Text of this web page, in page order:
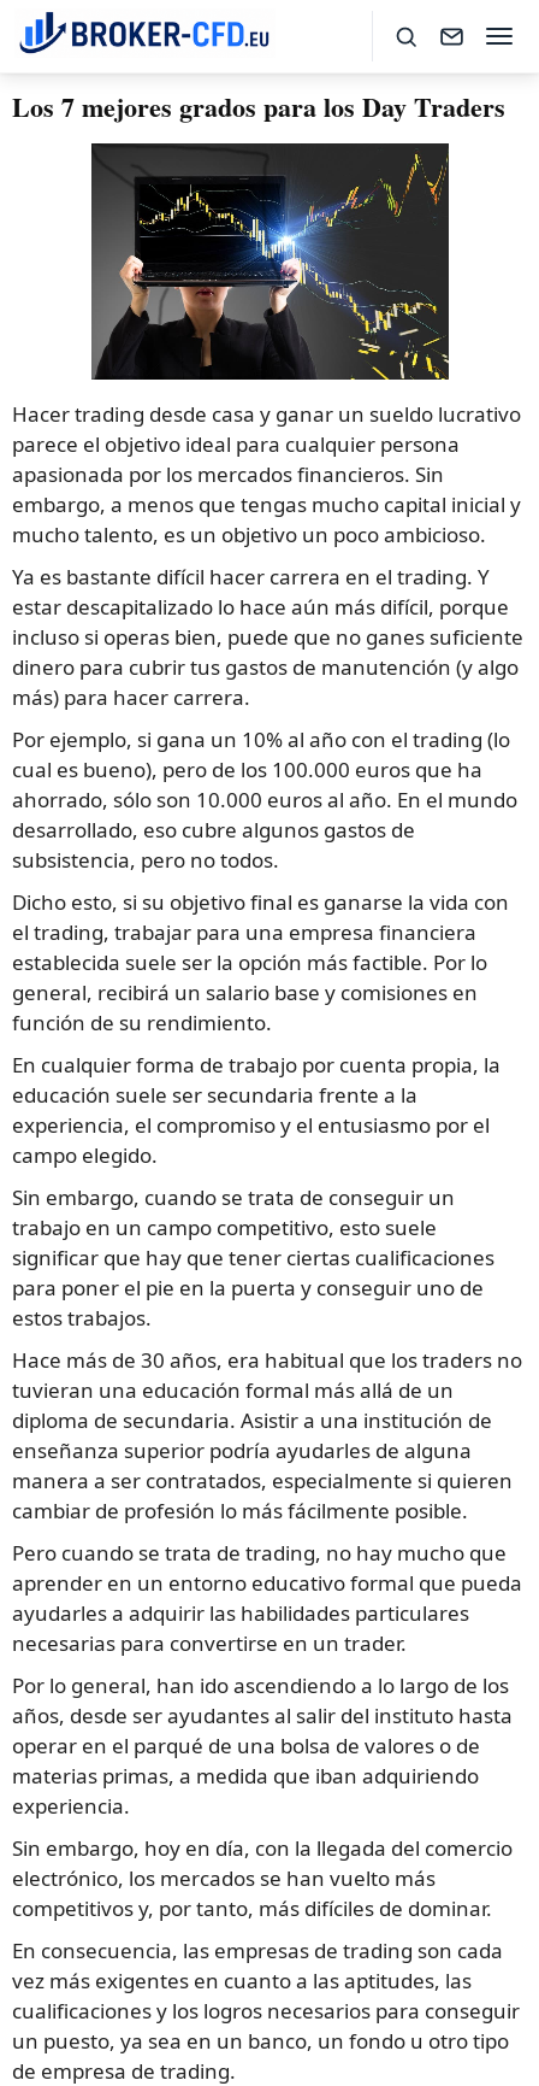
Los 7 mejores grados para los Day Traders
Hacer trading desde casa y ganar un sueldo lucrativo
parece el objetivo ideal para cualquier persona
apasionada por los mercados financieros. Sin
embargo, a menos que tengas mucho capital inicial y
mucho talento, es un objetivo un poco ambicioso.
Ya es bastante difícil hacer carrera en el trading. Y
estar descapitalizado lo hace aún más difícil, porque
incluso si operas bien, puede que no ganes suficiente
dinero para cubrir tus gastos de manutención (y algo
más) para hacer carrera.
Por ejemplo, si gana un 10% al año con el trading (lo
cual es bueno), pero de los 100.000 euros que ha
ahorrado, sólo son 10.000 euros al año. En el mundo
desarrollado, eso cubre algunos gastos de
subsistencia, pero no todos.
Dicho esto, si su objetivo final es ganarse la vida con
el trading, trabajar para una empresa financiera
establecida suele ser la opción más factible. Por lo
general, recibirá un salario base y comisiones en
función de su rendimiento.
En cualquier forma de trabajo por cuenta propia, la
educación suele ser secundaria frente a la
experiencia, el compromiso y el entusiasmo por el
campo elegido.
Sin embargo, cuando se trata de conseguir un
trabajo en un campo competitivo, esto suele
significar que hay que tener ciertas cualificaciones
para poner el pie en la puerta y conseguir uno de
estos trabajos.
Hace más de 30 años, era habitual que los traders no
tuvieran una educación formal más allá de un
diploma de secundaria. Asistir a una institución de
enseñanza superior podría ayudarles de alguna
manera a ser contratados, especialmente si quieren
cambiar de profesión lo más fácilmente posible.
Pero cuando se trata de trading, no hay mucho que
aprender en un entorno educativo formal que pueda
ayudarles a adquirir las habilidades particulares
necesarias para convertirse en un trader.
Por lo general, han ido ascendiendo a lo largo de los
años, desde ser ayudantes al salir del instituto hasta
operar en el parqué de una bolsa de valores o de
materias primas, a medida que iban adquiriendo
experiencia.
Sin embargo, hoy en día, con la llegada del comercio
electrónico, los mercados se han vuelto más
competitivos y, por tanto, más difíciles de dominar.
En consecuencia, las empresas de trading son cada
vez más exigentes en cuanto a las aptitudes, las
cualificaciones y los logros necesarios para conseguir
un puesto, ya sea en un banco, un fondo u otro tipo
de empresa de trading.